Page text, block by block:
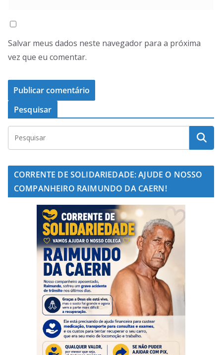
Salvar meus dados neste navegador para a próxima
vez que eu comentar.
Pesquisar
CORRENTE DE SOLIDARIEDADE: AJUDE O NOSSO
COMPANHEIRO RAIMUNDO DA CAERN!